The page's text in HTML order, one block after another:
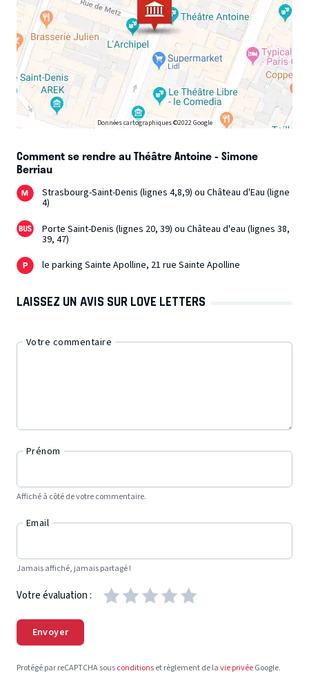
Données cartographiques ©2022 Google
Comment se rendre au Théâtre Antoine - Simone
Berriau
Strasbourg-Saint-Denis (lignes 4,8,9) ou Château d'Eau (ligne
4)
Porte Saint-Denis (lignes 20, 39) ou Château d'eau (lignes 38,
39, 47)
le parking Sainte Apolline, 21 rue Sainte Apolline
LAISSEZ UN AVIS SUR LOVE LETTERS
Votre commentaire
Prénom
Affiché à côté de votre commentaire.
Email
Jamais affiché, jamais partagé !
Votre évaluation :
Envoyer
Protégé par reCAPTCHA sousconditionset règlement de lavie privéeGoogle.